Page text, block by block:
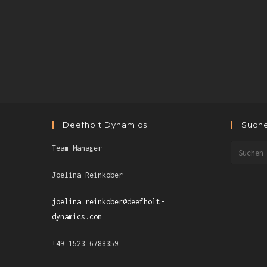
Deefholt Dynamics
Team Manager
Joelina Reinkober
joelina.reinkober@deefholt-
dynamics.com
+49 1523 6788359